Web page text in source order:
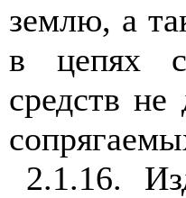
землю, а
в цепях
средств
2.1.16.